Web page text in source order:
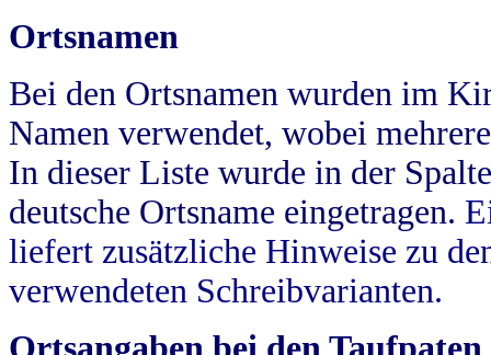
Ortsnamen
Bei den Ortsnamen wurden im
Namen verwendet, wobei
In dieser Liste wurde in der
deutsche Ortsname eingetragen.
liefert zusätzliche Hinweise zu
verwendeten Schreibvarianten.